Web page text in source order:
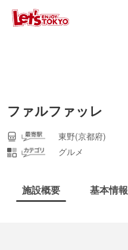
ファルファッレ
東野(京都府)
グルメ
施設概要 基本情報